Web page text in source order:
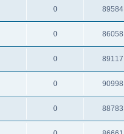
0 89584
0 86058
0 89117
0 90998
0 88783